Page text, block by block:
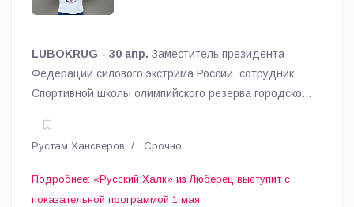
LUBOKRUG - 30 апр. Заместитель президента
Федерации силового экстрима России, сотрудник
Спортивной школы олимпийского резерва городского
силовым номерам Сергей Агаджанян по прозвищу
«Русский Халк» выступит с большой праздничной
программой 1 мая.
Рустам Хансверов Срочно
Подробнее: «Русский Халк» из Люберец выступит с
показательной программой 1 мая